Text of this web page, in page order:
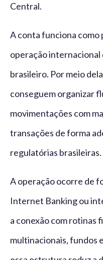
Central.
A conta funciona como
operação internacional
brasileiro. Por meio
conseguem organizar
movimentações com
transações de forma
regulatórias brasileiras.
A operação ocorre de
Internet Banking ou
a conexão com rotinas
multinacionais, fundos